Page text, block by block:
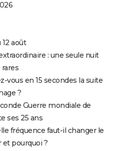
août
: une seule nuit
vous en 15 secondes la suite
?
Guerre mondiale de
ses 25 ans
fréquence faut-il changer le
et pourquoi ?